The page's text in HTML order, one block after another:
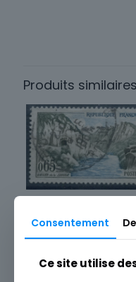
Type
Timbres
Sous-type
Poste d'usage courant
Pays
France
Unité
1941 à 1960
Produits similaires
1239 VALLEE DE LA
ETAT VOIR SCAN
boutique afin de
Consentement
Ce site utilise